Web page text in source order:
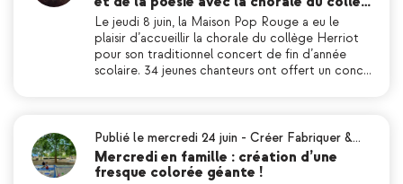
Le jeudi 8 juin, la Maison Pop Rouge a eu le
plaisir d’accueillir la chorale du collège Herriot
pour son traditionnel concert de fin d’année
scolaire. 34 jeunes chanteurs ont offert un conc…
Publié le mercredi 24 juin - Créer Fabriquer &…
Mercredi en famille : création d’une
fresque colorée géante !